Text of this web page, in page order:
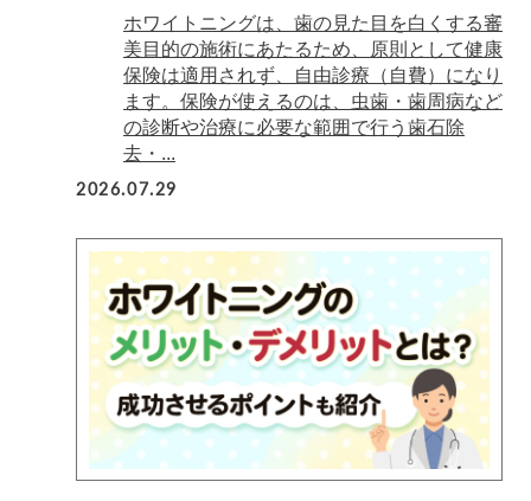
ホワイトニングは、歯の見た目を白くする審
美目的の施術にあたるため、原則として健康
保険は適用されず、自由診療（自費）になり
ます。保険が使えるのは、虫歯・歯周病など
の診断や治療に必要な範囲で行う歯石除
去・...
2026.07.29